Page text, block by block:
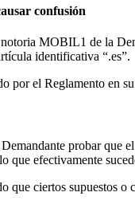
confusión
MOBIL1 de la
identificativa “.es”.
por el Reglamento en
probar que
que efectivamente
que ciertos supuestos